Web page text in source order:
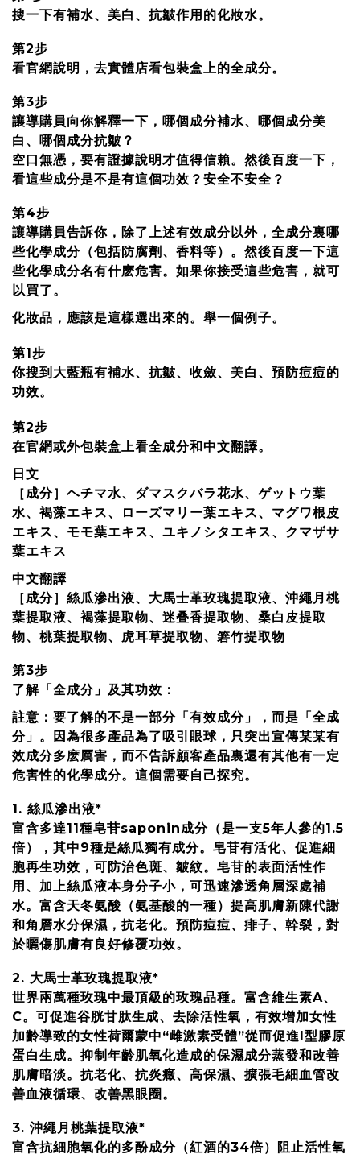
搜一下有補水、美白、抗皺作用的化妝水。
第2步
看官網說明，去實體店看包裝盒上的全成分。
第3步
讓導購員向你解釋一下，哪個成分補水、哪個成分美
白、哪個成分抗皺？
空口無憑，要有證據說明才值得信賴。然後百度一下，
看這些成分是不是有這個功效？安全不安全？
第4步
讓導購員告訴你，除了上述有效成分以外，全成分裏哪
些化學成分（包括防腐劑、香料等）。然後百度一下這
些化學成分名有什麽危害。如果你接受這些危害，就可
以買了。
化妝品，應該是這樣選出來的。舉一個例子。
第1步
你搜到大藍瓶有補水、抗皺、收斂、美白、預防痘痘的
功效。
第2步
在官網或外包裝盒上看全成分和中文翻譯。
日文
［成分］ヘチマ水、ダマスクバラ花水、ゲットウ葉
水、褐藻エキス、ローズマリー葉エキス、マグワ根皮
エキス、モモ葉エキス、ユキノシタエキス、クマザサ
葉エキス
中文翻譯
［成分］絲瓜滲出液、大馬士革玫瑰提取液、沖繩月桃
葉提取液、褐藻提取物、迷叠香提取物、桑白皮提取
物、桃葉提取物、虎耳草提取物、箬竹提取物
第3步
了解「全成分」及其功效：
註意：要了解的不是一部分「有效成分」，而是「全成
分」。因為很多產品為了吸引眼球，只突出宣傳某某有
效成分多麽厲害，而不告訴顧客產品裏還有其他有一定
危害性的化學成分。這個需要自己探究。
1. 絲瓜滲出液*
富含多達11種皂苷saponin成分（是一支5年人參的1.5
倍），其中9種是絲瓜獨有成分。皂苷有活化、促進細
胞再生功效，可防治色斑、皺紋。皂苷的表面活性作
用、加上絲瓜液本身分子小，可迅速滲透角層深處補
水。富含天冬氨酸（氨基酸的一種）提高肌膚新陳代謝
和角層水分保濕，抗老化。預防痘痘、痱子、幹裂，對
於曬傷肌膚有良好修覆功效。
2. 大馬士革玫瑰提取液*
世界兩萬種玫瑰中最頂級的玫瑰品種。富含維生素A、
C。可促進谷胱甘肽生成、去除活性氧，有效增加女性
加齡導致的女性荷爾蒙中“雌激素受體”從而促進I型膠原
蛋白生成。抑制年齡肌氧化造成的保濕成分蒸發和改善
肌膚暗淡。抗老化、抗炎癥、高保濕、擴張毛細血管改
善血液循環、改善黑眼圈。
3. 沖繩月桃葉提取液*
富含抗細胞氧化的多酚成分（紅酒的34倍）阻止活性氧